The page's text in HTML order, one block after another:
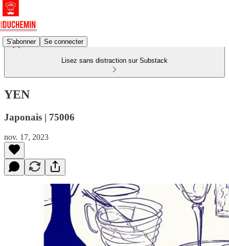
S'abonner Se connecter
Lisez sans distraction sur Substack
YEN
Japonais | 75006
nov. 17, 2023